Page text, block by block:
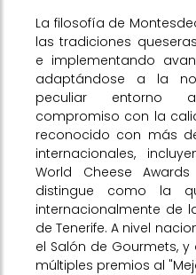
La filosofía de
las tradiciones
e implementando
adaptándose a la
peculiar entorno
compromiso con la
reconocido con más
internacionales,
World Cheese
distingue como la
internacionalmente de
de Tenerife. A nivel
el Salón de Gourmets,
múltiples premios al